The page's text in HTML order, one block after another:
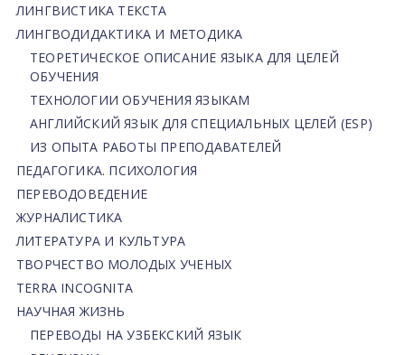
ЛИНГВИСТИКА ТЕКСТА
ЛИНГВОДИДАКТИКА И МЕТОДИКА
ТЕОРЕТИЧЕСКОЕ ОПИСАНИЕ ЯЗЫКА ДЛЯ ЦЕЛЕЙ
ОБУЧЕНИЯ
ТЕХНОЛОГИИ ОБУЧЕНИЯ ЯЗЫКАМ
АНГЛИЙСКИЙ ЯЗЫК ДЛЯ СПЕЦИАЛЬНЫХ ЦЕЛЕЙ (ESP)
ИЗ ОПЫТА РАБОТЫ ПРЕПОДАВАТЕЛЕЙ
ПЕДАГОГИКА. ПСИХОЛОГИЯ
ПЕРЕВОДОВЕДЕНИЕ
ЖУРНАЛИСТИКА
ЛИТЕРАТУРА И КУЛЬТУРА
ТВОРЧЕСТВО МОЛОДЫХ УЧЕНЫХ
TERRA INCOGNITA
НАУЧНАЯ ЖИЗНЬ
ПЕРЕВОДЫ НА УЗБЕКСКИЙ ЯЗЫК